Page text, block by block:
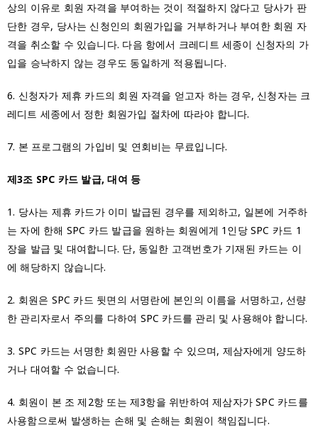
상의 이유로 회원 자격을 부여하는 것이 적절하지 않다고 당사가 판
단한 경우, 당사는 신청인의 회원가입을 거부하거나 부여한 회원 자
격을 취소할 수 있습니다. 다음 항에서 크레디트 세종이 신청자의 가
입을 승낙하지 않는 경우도 동일하게 적용됩니다.
6. 신청자가 제휴 카드의 회원 자격을 얻고자 하는 경우, 신청자는 크
레디트 세종에서 정한 회원가입 절차에 따라야 합니다.
7. 본 프로그램의 가입비 및 연회비는 무료입니다.
제3조 SPC 카드 발급, 대여 등
1. 당사는 제휴 카드가 이미 발급된 경우를 제외하고, 일본에 거주하
는 자에 한해 SPC 카드 발급을 원하는 회원에게 1인당 SPC 카드 1
장을 발급 및 대여합니다. 단, 동일한 고객번호가 기재된 카드는 이
에 해당하지 않습니다.
2. 회원은 SPC 카드 뒷면의 서명란에 본인의 이름을 서명하고, 선량
한 관리자로서 주의를 다하여 SPC 카드를 관리 및 사용해야 합니다.
3. SPC 카드는 서명한 회원만 사용할 수 있으며, 제삼자에게 양도하
거나 대여할 수 없습니다.
4. 회원이 본 조 제2항 또는 제3항을 위반하여 제삼자가 SPC 카드를
사용함으로써 발생하는 손해 및 손해는 회원이 책임집니다.